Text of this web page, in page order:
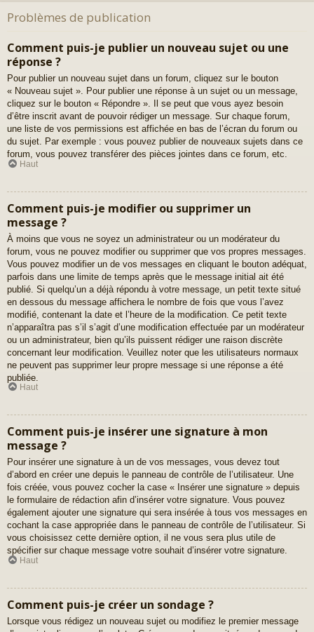
Problèmes de publication
Comment puis-je publier un nouveau sujet ou une
réponse ?
Pour publier un nouveau sujet dans un forum, cliquez sur le bouton
« Nouveau sujet ». Pour publier une réponse à un sujet ou un message,
cliquez sur le bouton « Répondre ». Il se peut que vous ayez besoin
d’être inscrit avant de pouvoir rédiger un message. Sur chaque forum,
une liste de vos permissions est affichée en bas de l’écran du forum ou
du sujet. Par exemple : vous pouvez publier de nouveaux sujets dans ce
forum, vous pouvez transférer des pièces jointes dans ce forum, etc.
Haut
Comment puis-je modifier ou supprimer un
message ?
À moins que vous ne soyez un administrateur ou un modérateur du
forum, vous ne pouvez modifier ou supprimer que vos propres messages.
Vous pouvez modifier un de vos messages en cliquant le bouton adéquat,
parfois dans une limite de temps après que le message initial ait été
publié. Si quelqu’un a déjà répondu à votre message, un petit texte situé
en dessous du message affichera le nombre de fois que vous l’avez
modifié, contenant la date et l’heure de la modification. Ce petit texte
n’apparaîtra pas s’il s’agit d’une modification effectuée par un modérateur
ou un administrateur, bien qu’ils puissent rédiger une raison discrète
concernant leur modification. Veuillez noter que les utilisateurs normaux
ne peuvent pas supprimer leur propre message si une réponse a été
publiée.
Haut
Comment puis-je insérer une signature à mon
message ?
Pour insérer une signature à un de vos messages, vous devez tout
d’abord en créer une depuis le panneau de contrôle de l’utilisateur. Une
fois créée, vous pouvez cocher la case « Insérer une signature » depuis
le formulaire de rédaction afin d’insérer votre signature. Vous pouvez
également ajouter une signature qui sera insérée à tous vos messages en
cochant la case appropriée dans le panneau de contrôle de l’utilisateur. Si
vous choisissez cette dernière option, il ne vous sera plus utile de
spécifier sur chaque message votre souhait d’insérer votre signature.
Haut
Comment puis-je créer un sondage ?
Lorsque vous rédigez un nouveau sujet ou modifiez le premier message